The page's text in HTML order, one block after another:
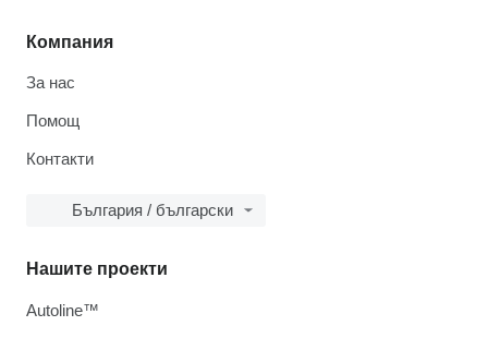
Компания
За нас
Помощ
Контакти
България / български
Нашите проекти
Autoline™